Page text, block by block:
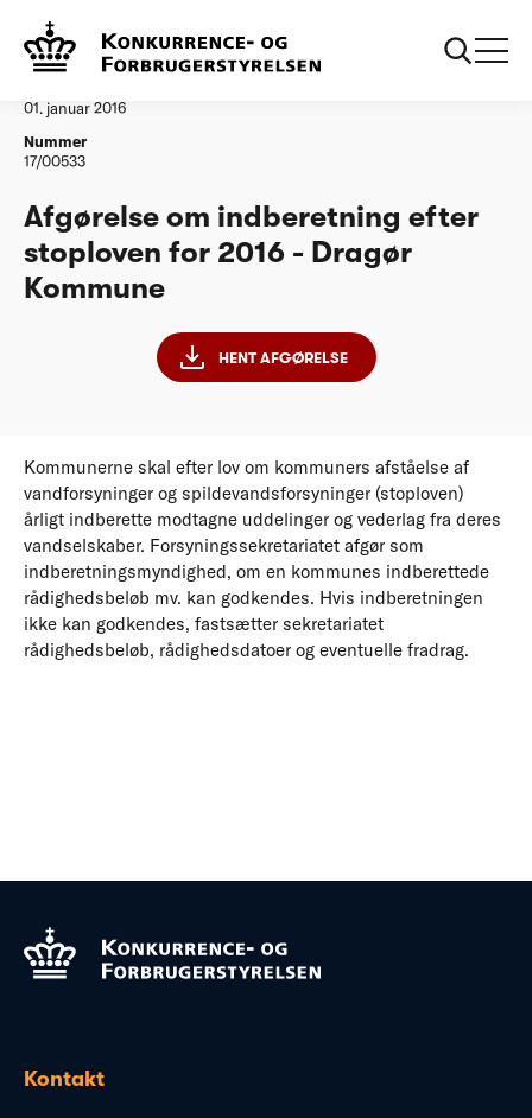
Vandtilsyn
01. januar 2016
Nummer
17/00533
Afgørelse om indberetning efter
stoploven for 2016 - Dragør
Kommune
HENT AFGØRELSE
Kommunerne skal efter lov om kommuners afståelse af
vandforsyninger og spildevandsforsyninger (stoploven)
årligt indberette modtagne uddelinger og vederlag fra deres
vandselskaber. Forsyningssekretariatet afgør som
indberetningsmyndighed, om en kommunes indberettede
rådighedsbeløb mv. kan godkendes. Hvis indberetningen
ikke kan godkendes, fastsætter sekretariatet
rådighedsbeløb, rådighedsdatoer og eventuelle fradrag.
Kontakt